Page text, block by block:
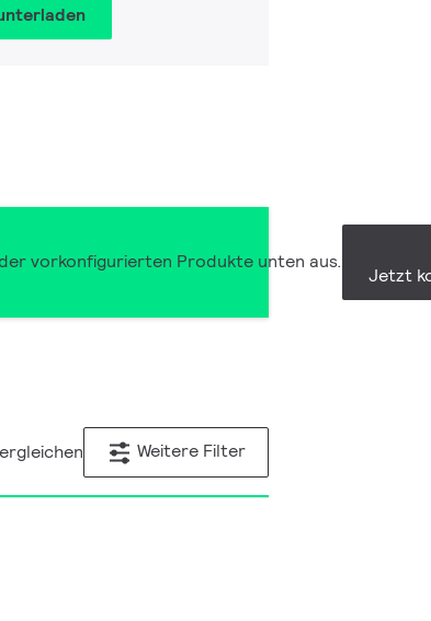
vorkonfigurierten Produkte unten aus.
Jetzt
Weitere Filter